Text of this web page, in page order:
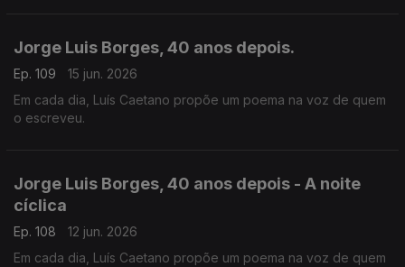
Jorge Luis Borges, 40 anos depois.
Ep. 109
15 jun. 2026
Em cada dia, Luís Caetano propõe um poema na voz de quem
o escreveu.
Jorge Luis Borges, 40 anos depois - A noite
cíclica
Ep. 108
12 jun. 2026
Em cada dia, Luís Caetano propõe um poema na voz de quem